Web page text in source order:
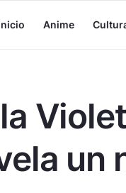
Anime
un